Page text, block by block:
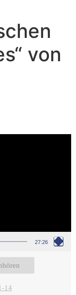
von
27:26
14